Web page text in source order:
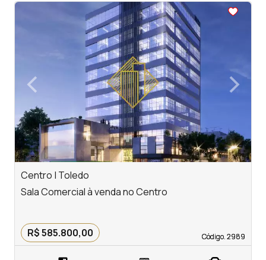
<
‹Previous ›
Next
Centro | Toledo
Código. 2989
Código. 2989
Sala Comercial à venda no Centro
R$ 585.800,00